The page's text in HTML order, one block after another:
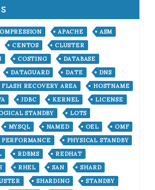
APACHE
ASM
CENTOS
CLUSTER
COSTING
DATABASE
DATAGUARD DATE
DNS
FLASH RECOVERY AREA
HOSTNAME
JDBC KERNEL
LICENSE
STANDBY
LOTS
MYSQL NAMED OEL
OMF
PERFORMANCE
PHYSICAL STANDBY
RDBMS
REDHAT
RHEL SAN
SHARD
SHARDING
STANDBY